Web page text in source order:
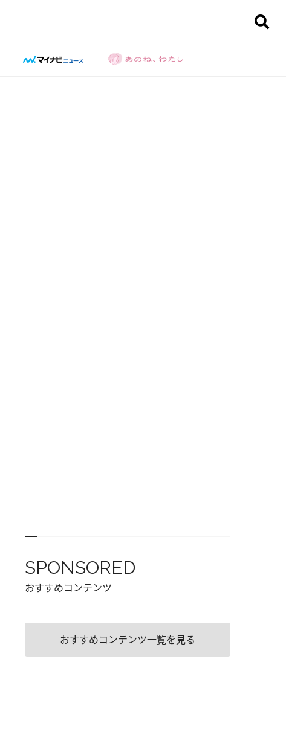
SPONSORED
おすすめコンテンツ
おすすめコンテンツ一覧を見る